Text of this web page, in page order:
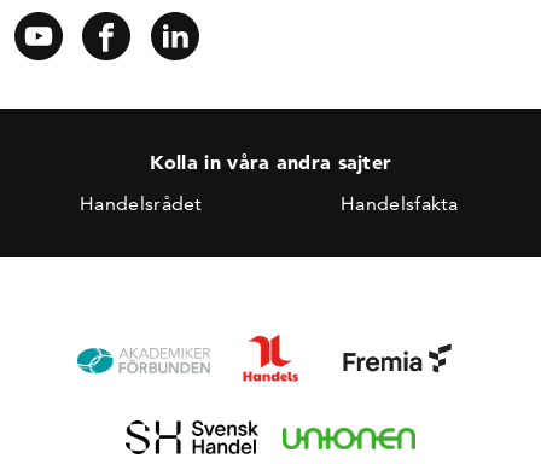
Kolla in våra andra sajter
Handelsrådet Handelsfakta